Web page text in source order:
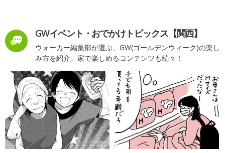
GWイベント・おでかけトピックス【関西】
ウォーカー編集部が選ぶ、GW(ゴールデンウィーク)の楽し
み方を紹介。家で楽しめるコンテンツも続々！